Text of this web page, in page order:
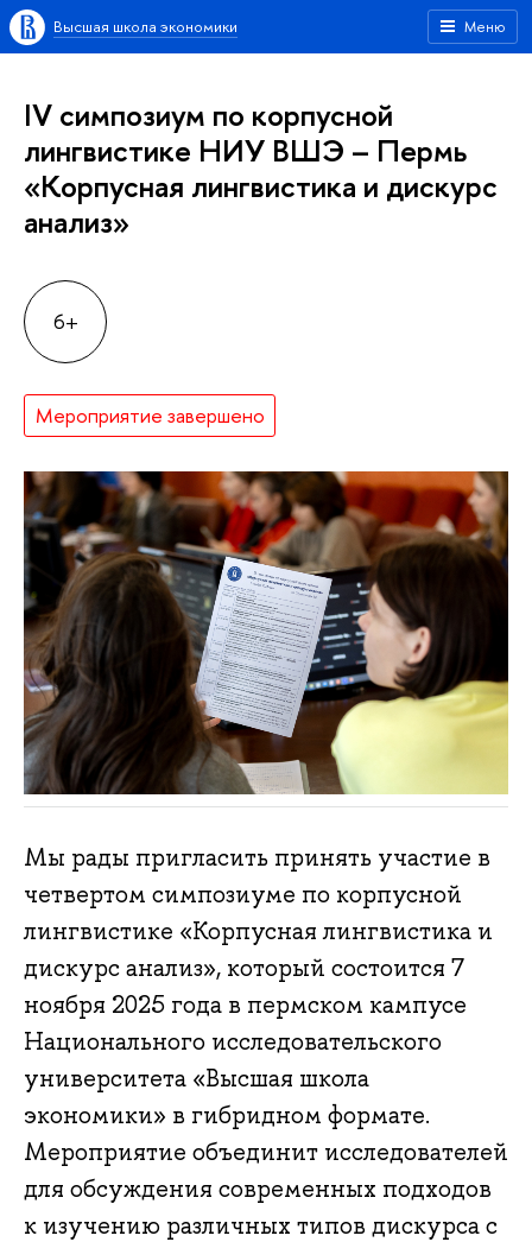
Меню
Высшая школа экономики
IV симпозиум по корпусной
лингвистике НИУ ВШЭ – Пермь
«Корпусная лингвистика и дискурс
анализ»
6+
Мероприятие завершено
Мы рады пригласить принять участие в
четвертом симпозиуме по корпусной
лингвистике «Корпусная лингвистика и
дискурс анализ», который состоится 7
ноября 2025 года в пермском кампусе
Национального исследовательского
университета «Высшая школа
экономики» в гибридном формате.
Мероприятие объединит исследователей
для обсуждения современных подходов
к изучению различных типов дискурса с